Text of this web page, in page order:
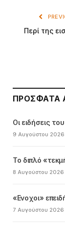
Περί της
ΠΡΌΣΦΑΤΑ
Οι ειδήσεις
9 Αυγούστου 2026
Το διπλό
8 Αυγούστου 2026
«Ενοχοι»
7 Αυγούστου 2026